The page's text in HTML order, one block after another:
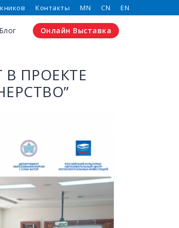
Контакты MN CN EN
Блог Онлайн Выставка
ПРОЕКТЕ